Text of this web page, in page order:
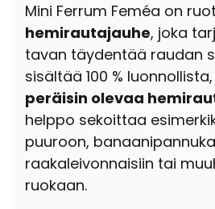
Mini Ferrum Feméa on
hemirautajauhe, joka
tavan täydentää raudan
sisältää 100 % luonnollista,
peräisin olevaa
helppo sekoittaa
puuroon,
raakaleivonnaisiin tai
ruokaan.